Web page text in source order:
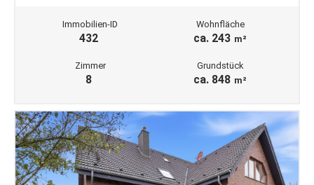
Immobilien-ID
432
Wohnfläche
ca. 243 m²
Zimmer
8
Grundstück
ca. 848 m²